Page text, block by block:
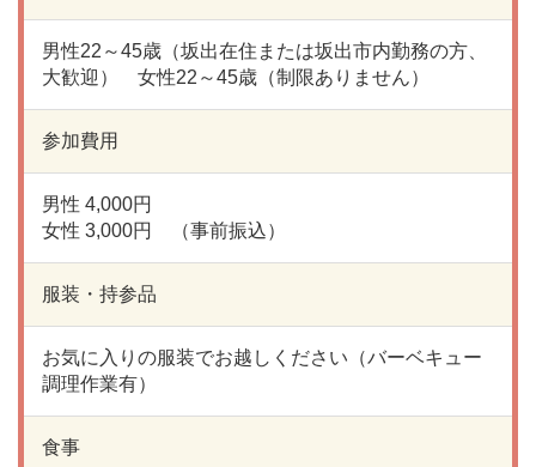
男性22～45歳（坂出在住または坂出市内勤務の方、
大歓迎） 女性22～45歳（制限ありません）
参加費用
男性 4,000円
女性 3,000円 （事前振込）
服装・持参品
お気に入りの服装でお越しください（バーベキュー
調理作業有）
食事